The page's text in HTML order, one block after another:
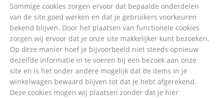
Sommige cookies zorgen ervoor dat bepaalde onderdelen
van de site goed werken en dat je gebruikers voorkeuren
bekend blijven. Door het plaatsen van functionele cookies
zorgen wij ervoor dat je onze site makkelijker kunt bezoeken.
Op deze manier hoef je bijvoorbeeld niet steeds opnieuw
dezelfde informatie in te voeren bij een bezoek aan onze
site en is het onder andere mogelijk dat de items in je
winkelwagen bewaard blijven tot dat je hebt afgerekend.
Deze cookies mogen wij plaatsen zonder dat je hier